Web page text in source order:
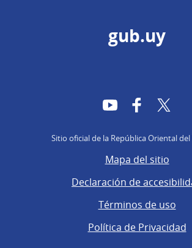
gub.uy
YouTubeFacebook
Sitio oficial de la República Oriental
Mapa del sitio
Declaración de
Términos de uso
Política de Privacidad